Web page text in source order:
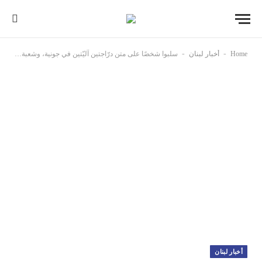
Home
- أخبار لبنان - سلبوا شخصًا على متن درّاجتين آليّتين في جونية، وشعبة المعلومات توقفهم
أخبار لبنان